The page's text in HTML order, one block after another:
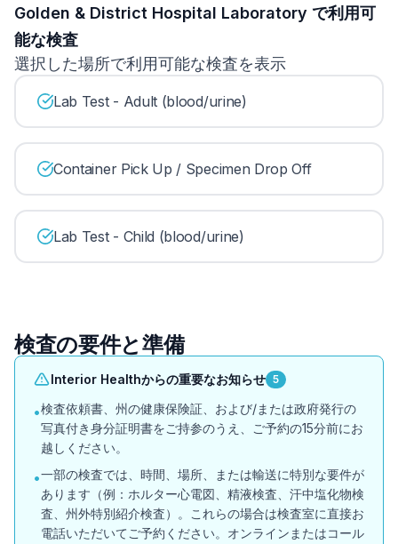
Golden & District Hospital Laboratory で利用可
能な検査
選択した場所で利用可能な検査を表示
Lab Test - Adult (blood/urine)
Container Pick Up / Specimen Drop Off
Lab Test - Child (blood/urine)
検査の要件と準備
Interior Healthからの重要なお知らせ 5
•検査依頼書、州の健康保険証、および/または政府発行の
写真付き身分証明書をご持参のうえ、ご予約の15分前にお
越しください。
•一部の検査では、時間、場所、または輸送に特別な要件が
あります（例：ホルター心電図、精液検査、汗中塩化物検
査、州外特別紹介検査）。これらの場合は検査室に直接お
電話いただいてご予約ください。オンラインまたはコール